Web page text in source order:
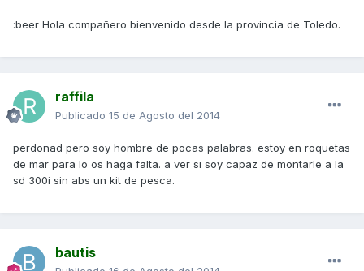
:beer Hola compañero bienvenido desde la provincia de Toledo.
raffila
Publicado 15 de Agosto del 2014
perdonad pero soy hombre de pocas palabras. estoy en roquetas
de mar para lo os haga falta. a ver si soy capaz de montarle a la
sd 300i sin abs un kit de pesca.
bautis